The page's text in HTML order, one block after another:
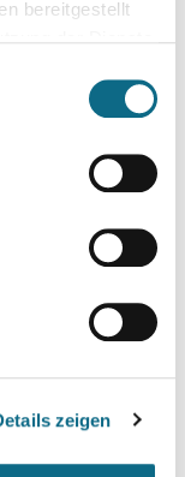
bereitgestellt
zeigen